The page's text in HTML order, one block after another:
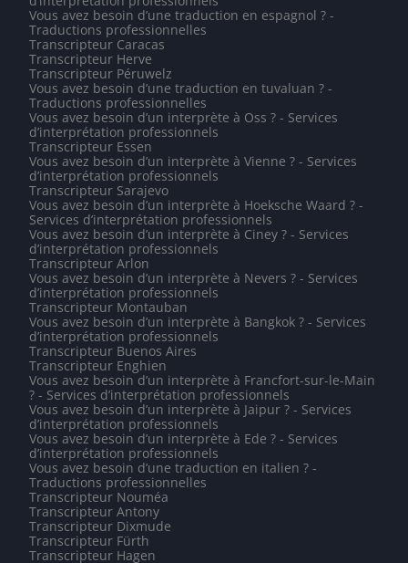
Vous avez besoin d’une traduction en espagnol ? -
Traductions professionnelles
Transcripteur Caracas
Transcripteur Herve
Transcripteur Péruwelz
Vous avez besoin d’une traduction en tuvaluan ? -
Traductions professionnelles
Vous avez besoin d’un interprète à Oss ? - Services
d’interprétation professionnels
Transcripteur Essen
Vous avez besoin d’un interprète à Vienne ? - Services
d’interprétation professionnels
Transcripteur Sarajevo
Vous avez besoin d’un interprète à Hoeksche Waard ? -
Services d’interprétation professionnels
Vous avez besoin d’un interprète à Ciney ? - Services
d’interprétation professionnels
Transcripteur Arlon
Vous avez besoin d’un interprète à Nevers ? - Services
d’interprétation professionnels
Transcripteur Montauban
Vous avez besoin d’un interprète à Bangkok ? - Services
d’interprétation professionnels
Transcripteur Buenos Aires
Transcripteur Enghien
Vous avez besoin d’un interprète à Francfort-sur-le-Main
? - Services d’interprétation professionnels
Vous avez besoin d’un interprète à Jaipur ? - Services
d’interprétation professionnels
Vous avez besoin d’un interprète à Ede ? - Services
d’interprétation professionnels
Vous avez besoin d’une traduction en italien ? -
Traductions professionnelles
Transcripteur Nouméa
Transcripteur Antony
Transcripteur Dixmude
Transcripteur Fürth
Transcripteur Hagen